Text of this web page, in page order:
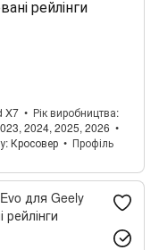
рейлінги
X7
Рік виробництва
2024, 2025, 2026
Кросовер
Профіль